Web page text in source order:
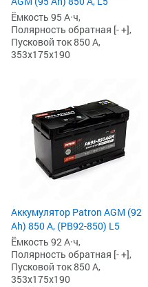
Ёмкость 95 А·ч,
Полярность обратная [- +],
Пусковой ток 850 А,
353x175x190
Аккумулятор Patron AGM (92
Ah) 850 А, (PB92-850) L5
Ёмкость 92 А·ч,
Полярность обратная [- +],
Пусковой ток 850 А,
353x175x190